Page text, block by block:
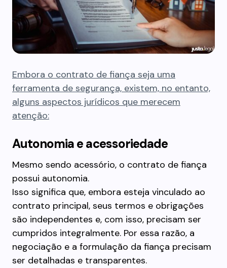
Embora o contrato de fiança seja uma
ferramenta de segurança, existem, no entanto,
alguns aspectos jurídicos que merecem
atenção:
Autonomia e acessoriedade
Mesmo sendo acessório, o contrato de fiança
possui autonomia.
Isso significa que, embora esteja vinculado ao
contrato principal, seus termos e obrigações
são independentes e, com isso, precisam ser
cumpridos integralmente. Por essa razão, a
negociação e a formulação da fiança precisam
ser detalhadas e transparentes.